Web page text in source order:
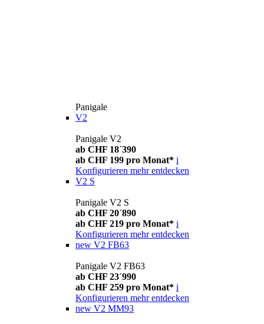
Panigale
V2
Panigale V2
ab CHF 18´390
ab CHF 199 pro Monat* i
Konfigurieren mehr entdecken
V2 S
Panigale V2 S
ab CHF 20´890
ab CHF 219 pro Monat* i
Konfigurieren mehr entdecken
new V2 FB63
Panigale V2 FB63
ab CHF 23´990
ab CHF 259 pro Monat* i
Konfigurieren mehr entdecken
new V2 MM93